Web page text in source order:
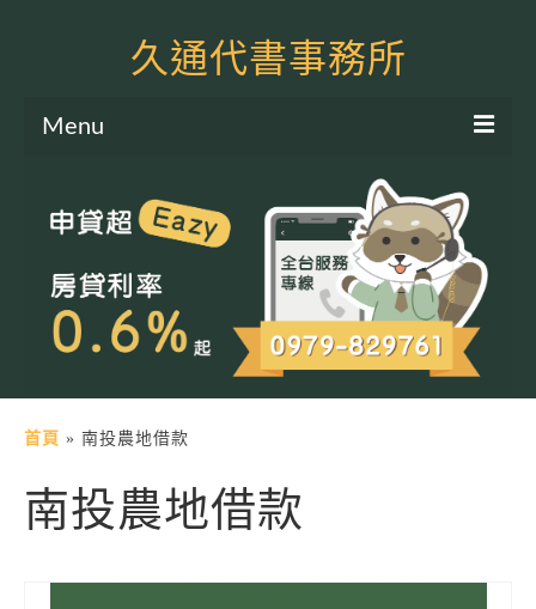
久通代書事務所
Menu
土地二胎申貸
房屋二胎申貸
軍公教貸款
土地貸款
房屋貸款
信用貸款
代書貸款
首頁 » 南投農地借款
南投農地借款